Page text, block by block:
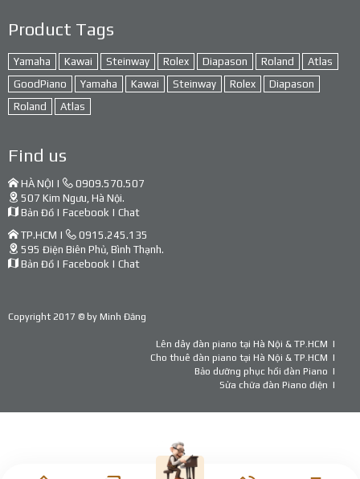
Product Tags
Yamaha Kawai Steinway Rolex Diapason Roland
Atlas
GoodPiano
Yamaha Kawai Steinway Rolex
Diapason
Roland
Atlas
Find us
HÀ NỘI |
0909.570.507
507 Kim Ngưu, Hà Nội.
Bản Đồ | Facebook | Chat
TP.HCM |
0915.245.135
595 Điện Biên Phủ, Bình Thạnh.
Bản Đồ | Facebook | Chat
Copyright 2017 © by Minh Đăng
Lên dây đàn piano tại Hà Nội & TP.HCM
Cho thuê đàn piano tại Hà Nội & TP.HCM
Bảo dưỡng phục hồi đàn Piano
Sửa chữa đàn Piano điện